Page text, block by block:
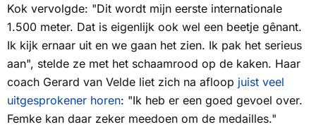
Kok vervolgde: "Dit wordt mijn eerste internationale
1.500 meter. Dat is eigenlijk ook wel een beetje gênant.
Ik kijk ernaar uit en we gaan het zien. Ik pak het serieus
aan", stelde ze met het schaamrood op de kaken. Haar
coach Gerard van Velde liet zich na afloop juist veel
uitgesprokener horen: "Ik heb er een goed gevoel over.
Femke kan daar zeker meedoen om de medailles."